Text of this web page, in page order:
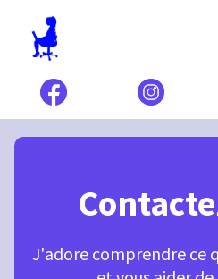
J'adore comprendre ce